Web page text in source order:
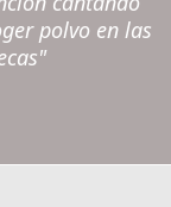
polvo en las
"